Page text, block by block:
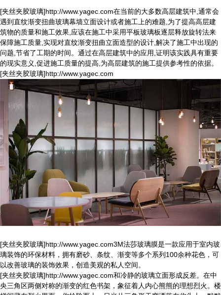
[夹丝夹胶玻璃]http://www.yagec.com在当前的大多数高层建筑中,通常会
遇到直纹渐变扭曲玻璃幕墙立面设计或者施工上的难题,为了提高高层建
筑物的质量和施工效果,应该在施工中采用平板玻璃板逐层释放旋转法来
保障施工质量,实现对直纹渐变扭曲立面造型的设计,解决了施工中出现的
问题,节省了工期的时间。通过在高层建筑中的应用,证明该实践具有重要
的现实意义,促进施工质量的提高,为高层建筑的施工提供参考性的依据。
[夹丝夹胶玻璃]http://www.yagec.com
[夹丝夹胶玻璃]http://www.yagec.com3M法莎玻璃膜是一款应用于室内玻
璃装饰的环保材料，拥有磨砂、条纹、渐变等多个系列100余种花色，可
以改善玻璃的装饰效果，创造美观的私人空间。
[夹丝夹胶玻璃]http://www.yagec.com和冷静的玻璃立面形成反差。在中
央三角区两侧对称的渐变的红色书架，象征着人内心熊熊的理想烈火。楼